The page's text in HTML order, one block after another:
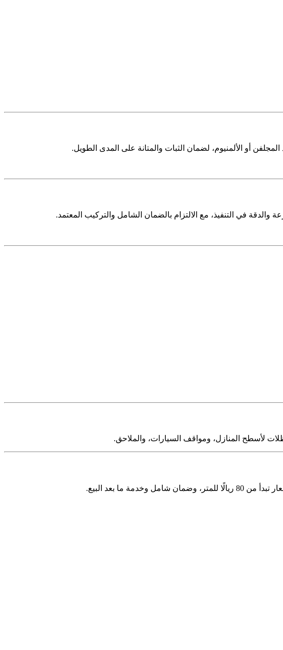
أو الألمنيوم، لضمان الثبات والمتانة على المدى الطويل.
في التنفيذ، مع الالتزام بالضمان الشامل والتركيب المعتمد.
لأسطح المنازل، ومواقف السيارات، والملاحق.
ما بعد البيع.